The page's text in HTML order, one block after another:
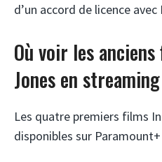
d’un accord de licence
Où voir les
Jones en
Les quatre premiers films
disponibles sur